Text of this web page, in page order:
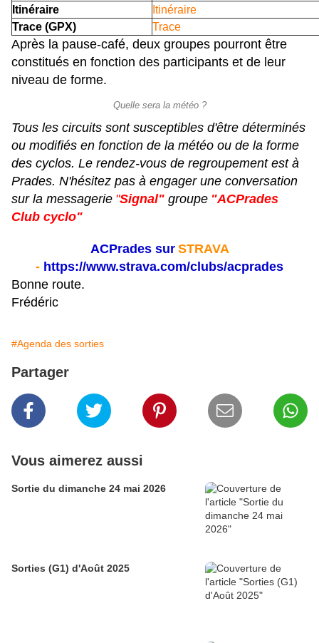
Itinéraire
Itinéraire
Trace (GPX)
Trace
Après la pause-café, deux groupes pourront être
constitués en fonction des participants et de leur
niveau de forme.
Quelle sera la météo ?
Tous les circuits sont susceptibles d'être déterminés
ou modifiés en fonction de la météo ou de la forme
des cyclos. Le rendez-vous de regroupement est à
Prades. N'hésitez pas à engager une conversation
sur la messagerie "Signal" groupe "ACPrades
Club cyclo"
ACPrades sur STRAVA
- https://www.strava.com/clubs/acprades
Bonne route.
Frédéric
#Agenda des sorties
Partager
Vous aimerez aussi
Sortie du dimanche 24 mai 2026
Sorties (G1) d'Août 2025